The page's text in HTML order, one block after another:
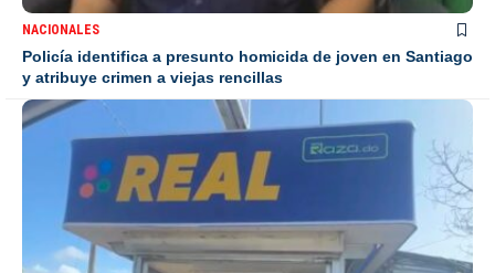
NACIONALES
Policía identifica a presunto homicida de joven en Santiago
y atribuye crimen a viejas rencillas